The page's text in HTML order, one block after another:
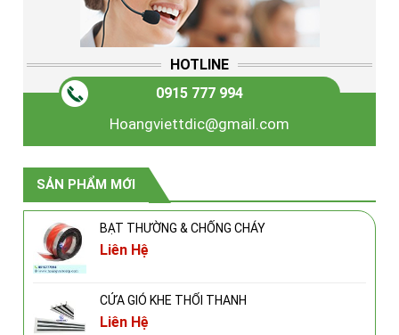
HOTLINE
0915 777 994
Hoangviettdic@gmail.com
SẢN PHẨM MỚI
BẠT THƯỜNG & CHỐNG CHÁY
Liên Hệ
CỬA GIÓ KHE THỔI THANH
Liên Hệ